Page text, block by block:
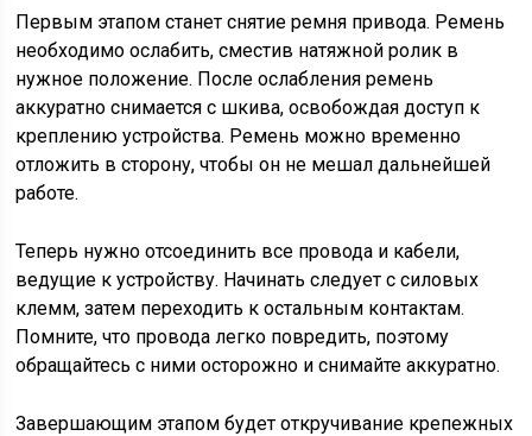
Первым этапом станет снятие ремня привода. Ремень
необходимо ослабить, сместив натяжной ролик в
нужное положение. После ослабления ремень
аккуратно снимается с шкива, освобождая доступ к
креплению устройства. Ремень можно временно
отложить в сторону, чтобы он не мешал дальнейшей
работе.
Теперь нужно отсоединить все провода и кабели,
ведущие к устройству. Начинать следует с силовых
клемм, затем переходить к остальным контактам.
Помните, что провода легко повредить, поэтому
обращайтесь с ними осторожно и снимайте аккуратно.
Завершающим этапом будет откручивание крепежных